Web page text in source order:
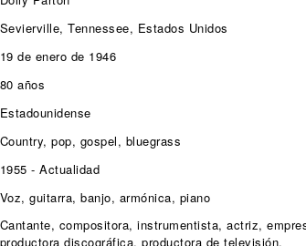
Sevierville, Tennessee, Estados Unidos
19 de enero de 1946
80 años
Estadounidense
Country, pop, gospel, bluegrass
1955 - Actualidad
Voz, guitarra, banjo, armónica, piano
Cantante, compositora, instrumentista, actriz,
productora discográfica, productora de televisión,